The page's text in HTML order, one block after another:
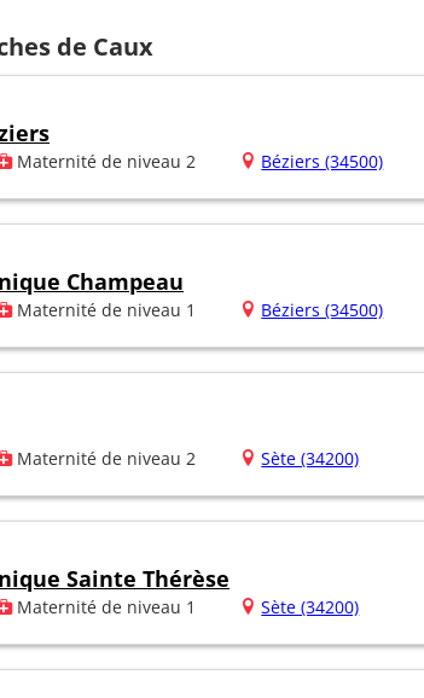
de Caux
Maternité de niveau 2 Béziers (34500)
Champeau
Maternité de niveau 1 Béziers (34500)
Maternité de niveau 2 Sète (34200)
Sainte Thérèse
Maternité de niveau 1 Sète (34200)